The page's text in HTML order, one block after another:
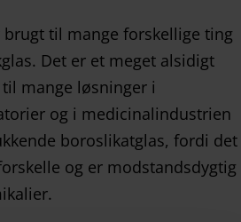
til mange forskellige ting
Det er et meget alsidigt
mange løsninger i
og i medicinalindustrien
boroslikatglas, fordi det
og er modstandsdygtig